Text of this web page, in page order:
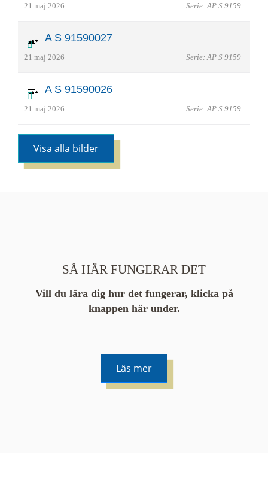
21 maj 2026 Serie: AP S 9159
A S 91590027
21 maj 2026 Serie: AP S 9159
A S 91590026
21 maj 2026 Serie: AP S 9159
Visa alla bilder
SÅ HÄR FUNGERAR DET
Vill du lära dig hur det fungerar, klicka på
knappen här under.
Läs mer